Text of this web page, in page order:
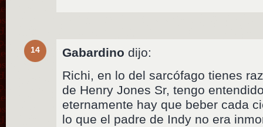
14 Gabardino dijo:
Richi, en lo del sarcófago tienes
de Henry Jones Sr, tengo
eternamente hay que beber cada
lo que el padre de Indy no era